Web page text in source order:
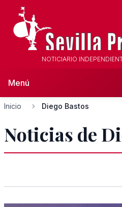
NOTICIARIO
Menú
Inicio Diego Bastos
Noticias de